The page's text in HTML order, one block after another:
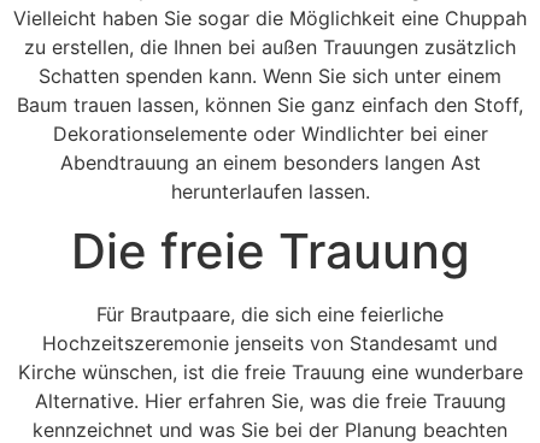
Vielleicht haben Sie sogar die Möglichkeit eine Chuppah
zu erstellen, die Ihnen bei außen Trauungen zusätzlich
Schatten spenden kann. Wenn Sie sich unter einem
Baum trauen lassen, können Sie ganz einfach den Stoff,
Dekorationselemente oder Windlichter bei einer
Abendtrauung an einem besonders langen Ast
herunterlaufen lassen.
Die freie Trauung
Für Brautpaare, die sich eine feierliche
Hochzeitszeremonie jenseits von Standesamt und
Kirche wünschen, ist die freie Trauung eine wunderbare
Alternative. Hier erfahren Sie, was die freie Trauung
kennzeichnet und was Sie bei der Planung beachten